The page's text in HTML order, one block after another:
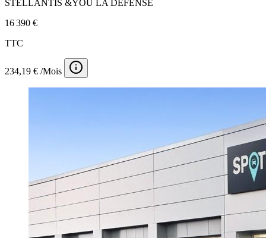
STELLANTIS &YOU LA DÉFENSE
16 390 €
TTC
234,19 € /Mois